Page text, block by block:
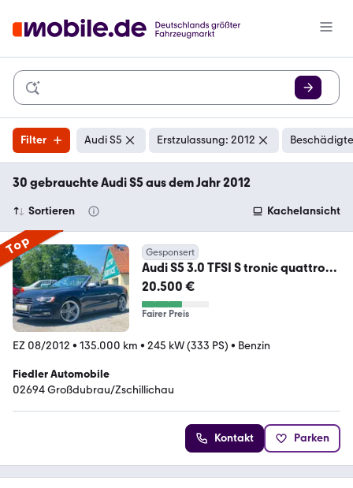
Filter Audi S5 Erstzulassung: 2012
30 gebrauchte Audi S5 aus dem Jahr 2012
Sortieren Kachelansicht
Top Gesponsert
Audi S5 3.0 TFSI S tronic quattro
Cabriolet
20.500 €
Fairer Preis
EZ 08/2012 • 135.000 km • 245 kW (333 PS) • Benzin
Fiedler Automobile
02694 Großdubrau/Zschillichau
Kontakt Parken